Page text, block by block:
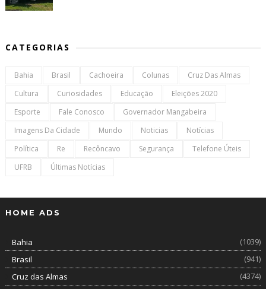
CATEGORIAS
Bahia Brasil Cachoeira Colunas
Cruz Das Almas
Cultura
Curiosidades Educação
Eleições 2020
Esporte
Fale Conosco
Governador Mangabeira
Imagens Da Cidade
Mundo Noticias
Notícias
Política
Re Recôncavo Segurança
Telefone Úteis
UFRB
Últimas Notícias
HOME ADS
Bahia
(1039)
Brasil
(941)
Cruz das Almas
(4374)